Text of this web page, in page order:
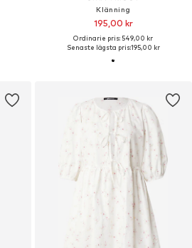
Klänning
195,00 kr
Ordinarie pris: 549,00 kr
Senaste lägsta pris:195,00 kr